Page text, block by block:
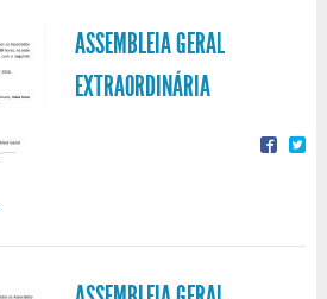
ASSEMBLEIA GERAL
EXTRAORDINÁRIA